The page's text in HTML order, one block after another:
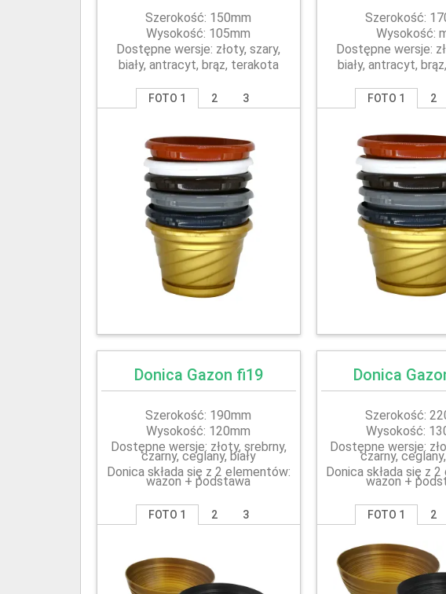
Szerokość: 150mm
Wysokość: 105mm
Dostępne wersje: złoty, szary,
biały, antracyt, brąz, terakota
FOTO 1 2 3
Szerokość:
Wysokość:
Dostępne wersje:
biały, antracyt,
FOTO 1 2
Donica Gazon fi19
Szerokość: 190mm
Wysokość: 120mm
Dostępne wersje: złoty, srebrny,
czarny, ceglany, biały
Donica składa się z 2 elementów:
wazon + podstawa
FOTO 1 2 3
Donica
Szerokość:
Wysokość:
Dostępne wersje:
czarny,
Donica składa się z
wazon +
FOTO 1 2